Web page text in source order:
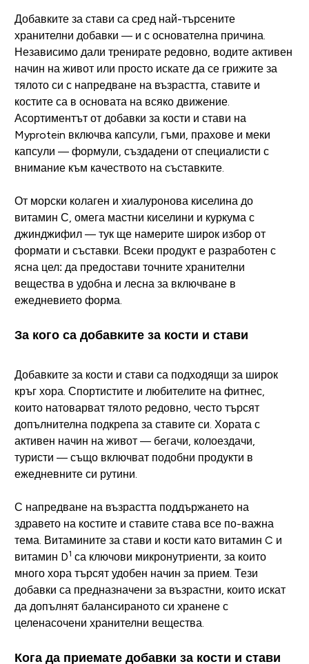
Добавките за стави са сред най-търсените
хранителни добавки — и с основателна причина.
Независимо дали тренирате редовно, водите активен
начин на живот или просто искате да се грижите за
тялото си с напредване на възрастта, ставите и
костите са в основата на всяко движение.
Асортиментът от добавки за кости и стави на
Myprotein включва капсули, гъми, прахове и меки
капсули — формули, създадени от специалисти с
внимание към качеството на съставките.
От морски колаген и хиалуронова киселина до
витамин С, омега мастни киселини и куркума с
джинджифил — тук ще намерите широк избор от
формати и съставки. Всеки продукт е разработен с
ясна цел: да предостави точните хранителни
вещества в удобна и лесна за включване в
ежедневието форма.
За кого са добавките за кости и стави
Добавките за кости и стави са подходящи за широк
кръг хора. Спортистите и любителите на фитнес,
които натоварват тялото редовно, често търсят
допълнителна подкрепа за ставите си. Хората с
активен начин на живот — бегачи, колоездачи,
туристи — също включват подобни продукти в
ежедневните си рутини.
С напредване на възрастта поддържането на
здравето на костите и ставите става все по-важна
тема. Витамините за стави и кости като витамин C и
витамин D1 са ключови микронутриенти, за които
много хора търсят удобен начин за прием. Тези
добавки са предназначени за възрастни, които искат
да допълнят балансираното си хранене с
целенасочени хранителни вещества.
Кога да приемате добавки за кости и стави